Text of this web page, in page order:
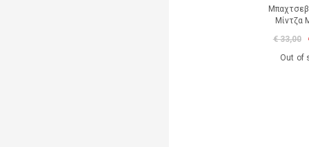
Μίντζα
€ 33,00
Out of